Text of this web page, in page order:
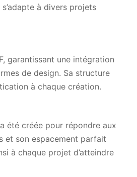
à divers projets
garantissant une intégration
de design. Sa structure
à chaque création.
été créée pour répondre aux
et son espacement parfait
à chaque projet d’atteindre